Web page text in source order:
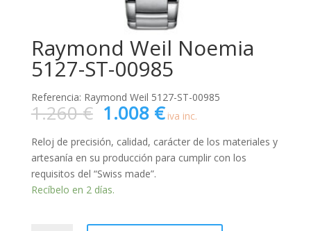
Raymond Weil Noemia
5127-ST-00985
Referencia: Raymond Weil 5127-ST-00985
1.260€ El
precio
original
era:
1.260 €.
1.008 €El
precio
actual
es:
iva inc.
Reloj de precisión, calidad, carácter de los materiales y
artesanía en su producción para cumplir con los
requisitos del “Swiss made”.
Recíbelo en 2 días.